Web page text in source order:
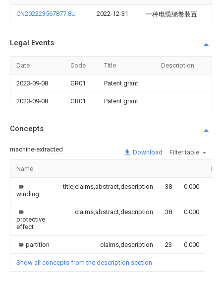
CN202223567877.8U 2022-12-31 一种电缆绕卷装置
Legal Events
Date Code Title Description
2023-09-08 GR01 Patent grant
2023-09-08 GR01 Patent grant
Concepts
machine-extracted Download Filter table
Name
winding
title,claims,abstract,description 38 0.000
protective
effect
claims,abstract,description 38 0.000
partition claims,description 23 0.000
Show all concepts from the description section